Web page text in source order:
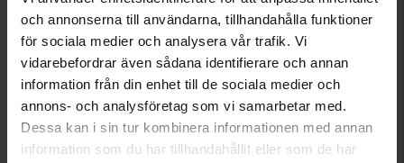
och annonserna till användarna, tillhandahålla funktioner
för sociala medier och analysera vår trafik. Vi
vidarebefordrar även sådana identifierare och annan
information från din enhet till de sociala medier och
annons- och analysföretag som vi samarbetar med.
Dessa kan i sin tur kombinera informationen med annan
information som du har tillhandahållit eller som de har
beställningsvaror, ringar från Schalins, Flemming
Uziel och Sarek samt graverade varor. Läs mer om
ångerrätt och öppet köp i webbshoppenhär
INFO
BREDD CA (MM)
5
HÖJD CA (MM)
1.5
VARUMÄRKE
Schalins